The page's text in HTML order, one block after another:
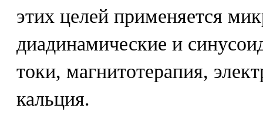
этих целей применяется
диадинамические и
токи, магнитотерапия,
кальция.